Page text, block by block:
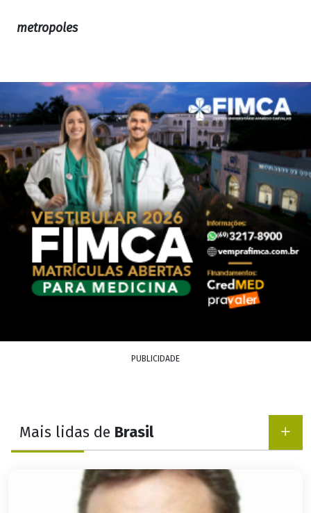
metropoles
PUBLICIDADE
Mais lidas de Brasil